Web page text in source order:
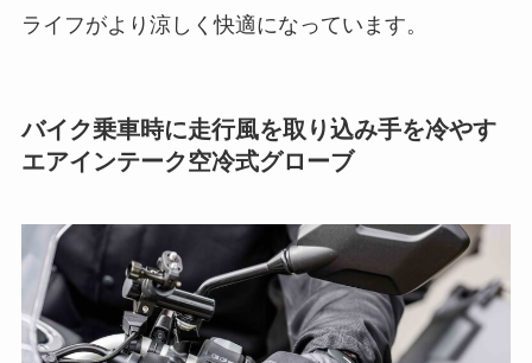
ライフがより涼しく快適になっています。
バイク乗車時に走行風を取り込み手を冷やす
エアインテーク空冷式グローブ